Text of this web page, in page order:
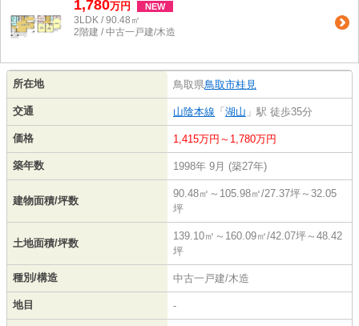
1,780万円 NEW
3LDK / 90.48㎡
2階建 / 中古一戸建/木造
所在地 鳥取県鳥取市桂見
交通 山陰本線 「 湖山 」駅 徒歩35分
価格 1,415万円～1,780万円
築年数 1998年 9月 (築27年)
建物面積/坪数
90.48㎡～105.98㎡/27.37坪～32.05
坪
土地面積/坪数
139.10㎡～160.09㎡/42.07坪～48.42
坪
種別/構造 中古一戸建/木造
地目 -